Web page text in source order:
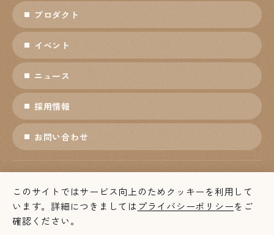
プロダクト
イベント
ニュース
採用情報
お問い合わせ
個人情報保護方針
利用条件
このサイトではサービス向上のためクッキーを利用して
います。詳細につきましてはプライバシーポリシーをご
確認ください。